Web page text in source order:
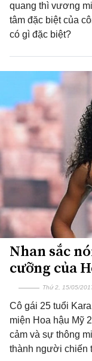
quang thì vương
tâm đặc biệt của
có gì đặc biệt?
Nhan sắc
cưỡng của
Thứ 2, 15/05/
Cô gái 25 tuổi
miện Hoa hậu Mỹ
cảm và sự thông
thành người chiến